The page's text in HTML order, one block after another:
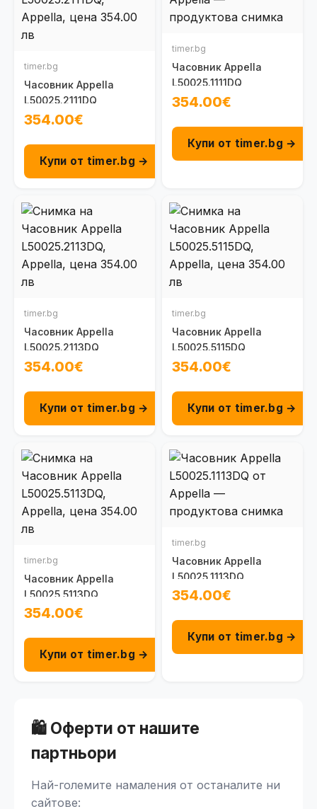
timer.bg
Часовник Appella
L50025.2111DQ
354.00€
Купи от timer.bg →
timer.bg
Часовник Appella
L50025.1111DQ
354.00€
Купи от timer.bg →
timer.bg
Часовник Appella
L50025.2113DQ
354.00€
Купи от timer.bg →
timer.bg
Часовник Appella
L50025.5115DQ
354.00€
Купи от timer.bg →
timer.bg
Часовник Appella
L50025.5113DQ
354.00€
Купи от timer.bg →
timer.bg
Часовник Appella
L50025.1113DQ
354.00€
Купи от timer.bg →
🛍️ Оферти от нашите
партньори
Най-големите намаления от останалите ни
сайтове: